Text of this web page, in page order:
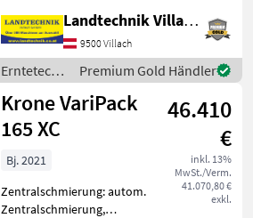
Ballenkammer, Druckluft,
Netzbindung,
Rollenniederhalter,
Schneidwerk Krone
Comprima V 150 XC, 17
Mess
Landtechnik Villach GmbH
9500 Villach
Erntetechnik
Grünland /
Krone
Premium Gold Händler
Krone VariPack
165 XC
46.410
€
inkl. 13%
MwSt./Verm.
41.070,80 €
exkl.
Bj. 2021
Zentralschmierung: autom.
Zentralschmierung,